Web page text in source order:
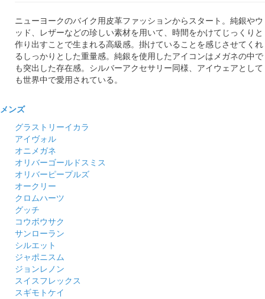
ニューヨークのバイク用皮革ファッションからスタート。純銀やウ
ッド、レザーなどの珍しい素材を用いて、時間をかけてじっくりと
作り出すことで生まれる高級感。掛けていることを感じさせてくれ
るしっかりとした重量感。純銀を使用したアイコンはメガネの中で
も突出した存在感。シルバーアクセサリー同様、アイウェアとして
も世界中で愛用されている。
メンズ
グラストリーイカラ
アイヴォル
オニメガネ
オリバーゴールドスミス
オリバーピープルズ
オークリー
クロムハーツ
グッチ
コウボウサク
サンローラン
シルエット
ジャポニスム
ジョンレノン
スイスフレックス
スギモトケイ